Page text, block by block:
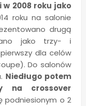
2008 roku jako
roku na salonie
drugą
jako trzy- i
dla celów
Do salonów
Niedługo potem
na crossover
podniesionym o 2